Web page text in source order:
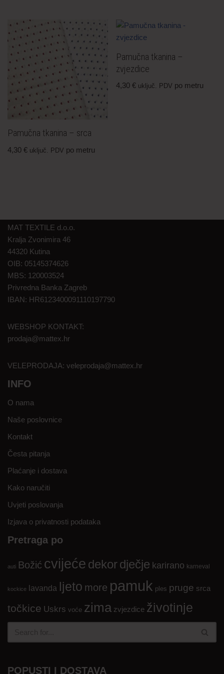
Pamučna tkanina – srca
4,30 € uključ. PDV po metru
Pamučna tkanina –
zvjezdice
4,30€ uključ. PDV po metru
MAT TEXTILE d.o.o.
Kralja Zvonimira 46
44320 Kutina
OIB: 05145374626
MBS: 120003524
Privredna Banka Zagreb
IBAN: HR6123400091110197790
WEBSHOP KONTAKT:
prodaja@mattex.hr
VELEPRODAJA: veleprodaja@mattex.hr
INFO
O nama
Naše poslovnice
Kontakt
Česta pitanja
Plaćanje i dostava
Kako naručiti
Uvjeti poslovanja
Izjava o privatnosti podataka
Pretraga po
auti Božić cvijeće dekordječje karirano karneval
kockice lavanda ljeto more pamuk ples pruge srca
točkice Uskrs voće zima zvjezdice životinje
POPUSTI I DOSTAVA